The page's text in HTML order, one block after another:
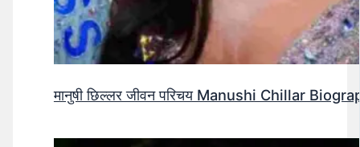
मानुषी छिल्लर जीवन परिचय Manushi Chillar